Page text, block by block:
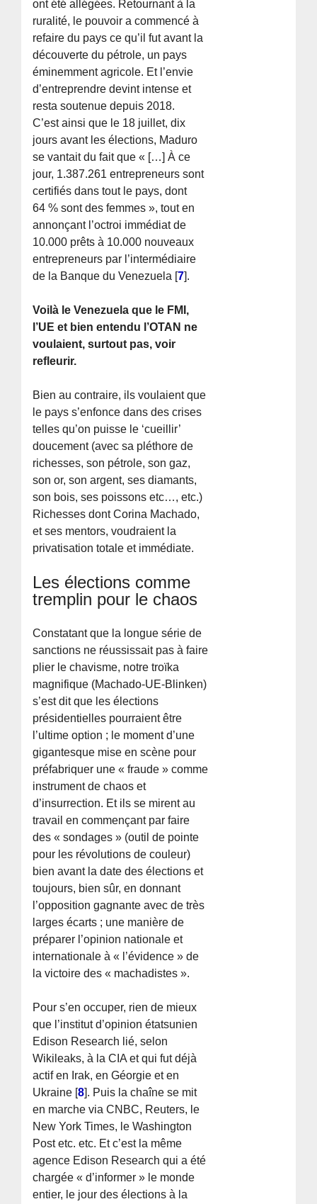
ont été allégées. Retournant à la
ruralité, le pouvoir a commencé à
refaire du pays ce qu’il fut avant la
découverte du pétrole, un pays
éminemment agricole. Et l’envie
d’entreprendre devint intense et
resta soutenue depuis 2018.
C’est ainsi que le 18 juillet, dix
jours avant les élections, Maduro
se vantait du fait que « […] À ce
jour, 1.387.261 entrepreneurs sont
certifiés dans tout le pays, dont
64 % sont des femmes », tout en
annonçant l’octroi immédiat de
10.000 prêts à 10.000 nouveaux
entrepreneurs par l’intermédiaire
de la Banque du Venezuela [7].
Voilà le Venezuela que le FMI,
l’UE et bien entendu l’OTAN ne
voulaient, surtout pas, voir
refleurir.
Bien au contraire, ils voulaient que
le pays s’enfonce dans des crises
telles qu’on puisse le ‘cueillir’
doucement (avec sa pléthore de
richesses, son pétrole, son gaz,
son or, son argent, ses diamants,
son bois, ses poissons etc…, etc.)
Richesses dont Corina Machado,
et ses mentors, voudraient la
privatisation totale et immédiate.
Les élections comme
tremplin pour le chaos
Constatant que la longue série de
sanctions ne réussissait pas à faire
plier le chavisme, notre troïka
magnifique (Machado-UE-Blinken)
s’est dit que les élections
présidentielles pourraient être
l’ultime option ; le moment d’une
gigantesque mise en scène pour
préfabriquer une « fraude » comme
instrument de chaos et
d’insurrection. Et ils se mirent au
travail en commençant par faire
des « sondages » (outil de pointe
pour les révolutions de couleur)
bien avant la date des élections et
toujours, bien sûr, en donnant
l’opposition gagnante avec de très
larges écarts ; une manière de
préparer l’opinion nationale et
internationale à « l’évidence » de
la victoire des « machadistes ».
Pour s’en occuper, rien de mieux
que l’institut d’opinion étatsunien
Edison Research lié, selon
Wikileaks, à la CIA et qui fut déjà
actif en Irak, en Géorgie et en
Ukraine [8]. Puis la chaîne se mit
en marche via CNBC, Reuters, le
New York Times, le Washington
Post etc. etc. Et c’est la même
agence Edison Research qui a été
chargée « d’informer » le monde
entier, le jour des élections à la